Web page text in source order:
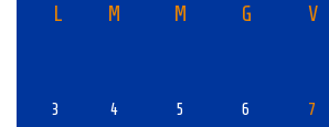
L M M G V
3 4 5 6 7